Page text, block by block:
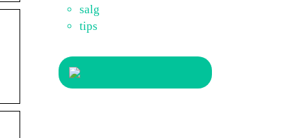
salg
tips